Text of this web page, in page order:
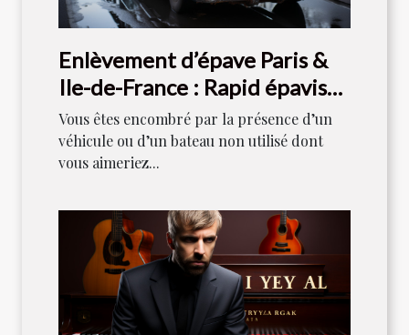
Enlèvement d’épave Paris &
Ile-de-France : Rapid épaviste
est votre référence
Vous êtes encombré par la présence d’un
véhicule ou d’un bateau non utilisé dont
vous aimeriez...